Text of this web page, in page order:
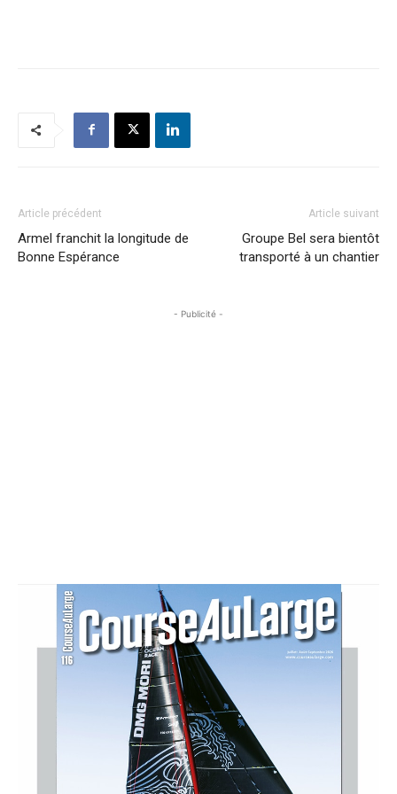
Article précédent
Armel franchit la longitude de
Bonne Espérance
Article suivant
Groupe Bel sera bientôt
transporté à un chantier
- Publicité -